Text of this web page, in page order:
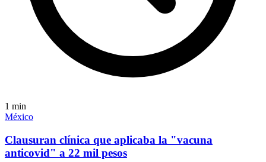
1 min
México
Clausuran clínica que aplicaba la "vacuna
anticovid" a 22 mil pesos